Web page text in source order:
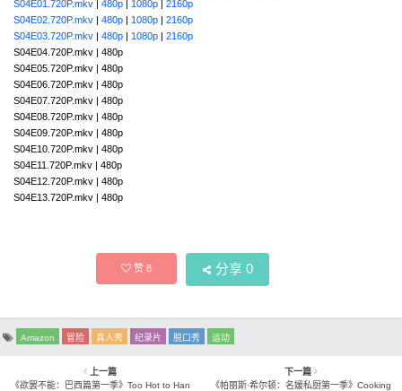
S04E01.720P.mkv
480p 1080p
2160p
S04E02.720P.mkv
480p 1080p
2160p
S04E03.720P.mkv
480p 1080p
2160p
S04E04.720P.mkv | 480p
S04E05.720P.mkv | 480p
S04E06.720P.mkv | 480p
S04E07.720P.mkv | 480p
S04E08.720P.mkv | 480p
S04E09.720P.mkv | 480p
S04E10.720P.mkv | 480p
S04E11.720P.mkv | 480p
S04E12.720P.mkv | 480p
S04E13.720P.mkv | 480p
赞8 分享 0
Amazon 冒险 真人秀 纪录片 脱口秀 运动
上一篇
《欲罢不能：巴西篇第一季》Too Hot to Han
下一篇
《帕丽斯·希尔顿：名媛私厨第一季》Cooking